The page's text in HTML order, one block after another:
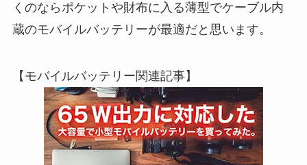
くのならポケットや財布に入る薄型でケーブル内
蔵のモバイルバッテリーが最適だと思います。
【モバイルバッテリー関連記事】